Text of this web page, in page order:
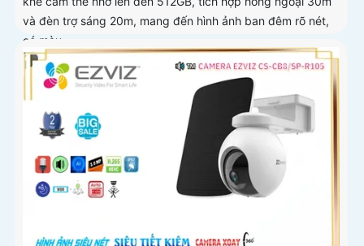
và đèn trợ sáng 20m, mang đến hình ảnh ban đêm rõ nét,
có màu